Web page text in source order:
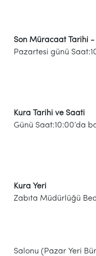
Son Müracaat
Pazartesi günü
Kura Tarihi
Günü Saat:10:00’da
Kura
Zabıta Müdürlüğü
Zemin
Salonu (Pazar Yeri